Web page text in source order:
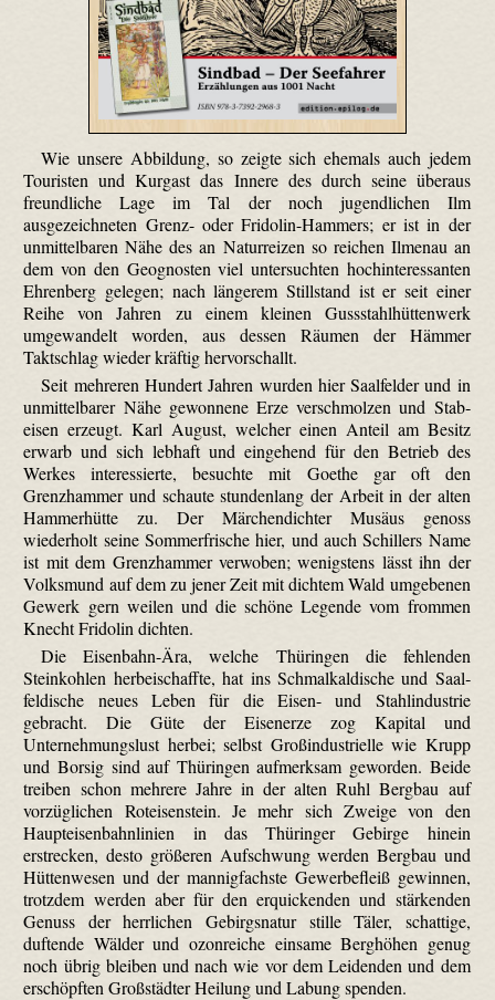
Wie unsere Abbildung, so zeigte sich ehemals auch jedem
Touristen und Kurgast das Innere des durch seine überaus
freundliche Lage im Tal der noch jugendlichen Ilm
ausgezeichneten Grenz- oder Fridolin-Hammers; er ist in der
unmittelbaren Nähe des an Naturreizen so reichen Ilmenau an
dem von den Geognosten viel untersuchten hochinteressanten
Ehrenberg gelegen; nach längerem Stillstand ist er seit einer
Reihe von Jahren zu einem kleinen Gussstahlhüttenwerk
umgewandelt worden, aus dessen Räumen der Hämmer
Taktschlag wieder kräftig hervor­schallt.
Seit mehreren Hundert Jahren wurden hier Saalfelder und in
unmittelbarer Nähe gewonnene Erze verschmolzen und Stab­
eisen erzeugt. Karl August, welcher einen Anteil am Besitz
erwarb und sich lebhaft und eingehend für den Betrieb des
Werkes interessierte, besuchte mit Goethe gar oft den
Grenzhammer und schaute stundenlang der Arbeit in der alten
Hammerhütte zu. Der Märchendichter Musäus genoss
wiederholt seine Sommerfrische hier, und auch Schillers Name
ist mit dem Grenzhammer verwoben; wenigstens lässt ihn der
Volksmund auf dem zu jener Zeit mit dichtem Wald umgebenen
Gewerk gern weilen und die schöne Legende vom frommen
Knecht Fridolin dichten.
Die Eisenbahn-Ära, welche Thüringen die fehlenden
Steinkohlen herbeischaffte, hat ins Schmalkaldische und Saal­
feldische neues Leben für die Eisen- und Stahlindustrie
gebracht. Die Güte der Eisenerze zog Kapital und
Unternehmungslust herbei; selbst Großindustrielle wie Krupp
und Borsig sind auf Thüringen aufmerksam geworden. Beide
treiben schon mehrere Jahre in der alten Ruhl Bergbau auf
vorzüglichen Roteisenstein. Je mehr sich Zweige von den
Haupteisenbahnlinien in das Thüringer Gebirge hinein
erstrecken, desto größeren Aufschwung werden Bergbau und
Hüttenwesen und der mannigfachste Gewerbefleiß gewinnen,
trotzdem werden aber für den erquickenden und stärkenden
Genuss der herrlichen Gebirgsnatur stille Täler, schattige,
duftende Wälder und ozonreiche einsame Berghöhen genug
noch übrig bleiben und nach wie vor dem Leidenden und dem
erschöpften Großstädter Heilung und Labung spenden.